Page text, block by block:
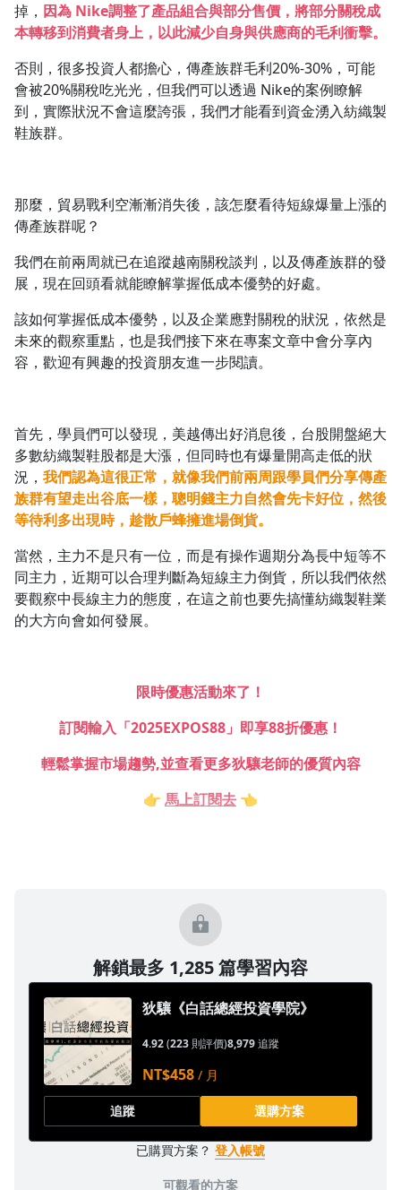
掉， 因為 Nike調整了產品組合與部分售價，將部分關稅成
本轉移到消費者身上，以此減少自身與供應商的毛利衝擊。
否則，很多投資人都擔心，傳產族群毛利20%-30%，可能
會被20%關稅吃光光，但我們可以透過 Nike的案例瞭解
到，實際狀況不會這麼誇張，我們才能看到資金湧入紡織製
鞋族群。
那麼，貿易戰利空漸漸消失後，該怎麼看待短線爆量上漲的
傳產族群呢？
我們在前兩周就已在追蹤越南關稅談判，以及傳產族群的發
展，現在回頭看就能瞭解掌握低成本優勢的好處。
該如何掌握低成本優勢，以及企業應對關稅的狀況，依然是
未來的觀察重點，也是我們接下來在專案文章中會分享內
容，歡迎有興趣的投資朋友進一步閱讀。
首先，學員們可以發現，美越傳出好消息後，台股開盤絕大
多數紡織製鞋股都是大漲，但同時也有爆量開高走低的狀
況， 我們認為這很正常，就像我們前兩周跟學員們分享傳產
族群有望走出谷底一樣，聰明錢主力自然會先卡好位，然後
等待利多出現時，趁散戶蜂擁進場倒貨。
當然，主力不是只有一位，而是有操作週期分為長中短等不
同主力，近期可以合理判斷為短線主力倒貨，所以我們依然
要觀察中長線主力的態度，在這之前也要先搞懂紡織製鞋業
的大方向會如何發展。
限時優惠活動來了！
訂閱輸入「2025EXPOS88」即享88折優惠！
輕鬆掌握市場趨勢,並查看更多狄驤老師的優質內容
👉 馬上訂閱去 👈
解鎖最多 1,285 篇學習內容
狄驤《白話總經投資學院》
4.92(223 則評價)8,979追蹤
NT$458 / 月
追蹤 選購方案
已購買方案？ 登入帳號
可觀看的方案